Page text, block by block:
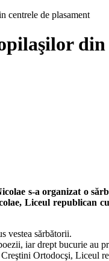
centrele de plasament
din
s-a organizat o
Liceul republican
vestea sărbătorii.
iar drept bucurie au
Ortodocşi,